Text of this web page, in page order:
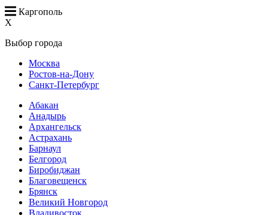
Каргополь
X
Выбор города
Москва
Ростов-на-Дону
Санкт-Петербург
Абакан
Анадырь
Архангельск
Астрахань
Барнаул
Белгород
Биробиджан
Благовещенск
Брянск
Великий Новгород